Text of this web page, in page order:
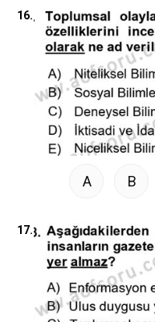
16.
A B
17.